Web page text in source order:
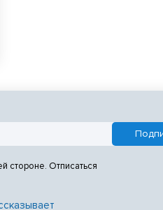
стороне. Отписаться